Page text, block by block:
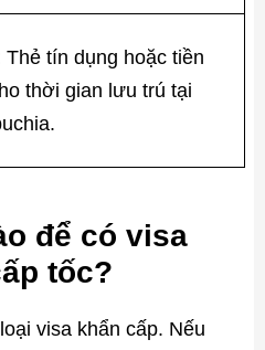
Thẻ tín dụng hoặc tiền
thời gian lưu trú tại
để có visa
tốc?
visa khẩn cấp. Nếu